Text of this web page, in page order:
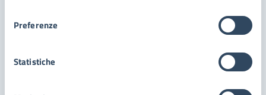
Preferenze
Statistiche
Richiedi assistenza